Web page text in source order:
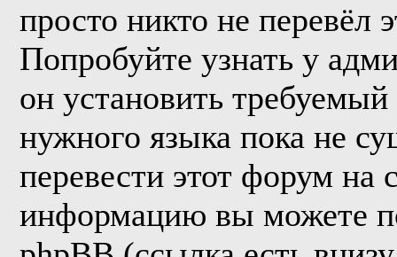
просто никто не перевёл
Попробуйте узнать у
он установить
нужного языка пока не
перевести этот форум
информацию вы можете